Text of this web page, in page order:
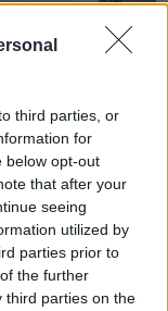
third parties, or
for
below opt-out
that after your
seeing
utilized by
parties prior to
the further
third parties on the
το νέο